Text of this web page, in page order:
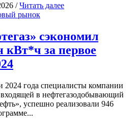
/Читать далее
рынок
сэкономил
кВт*ч за первое
2024 года специалисты компании
в нефтегазодобывающий
успешно реализовали 946